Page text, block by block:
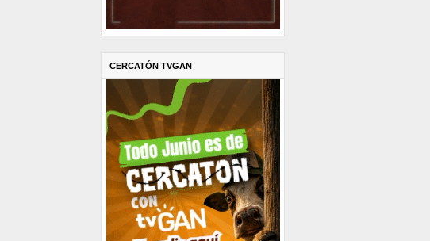
CERCATÓN TVGAN